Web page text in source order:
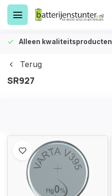
Alleen kwaliteitsproducten
Terug
SR927